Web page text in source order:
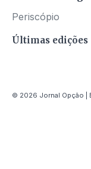
Periscópio
Últimas edições
© 2026 Jornal Opção |